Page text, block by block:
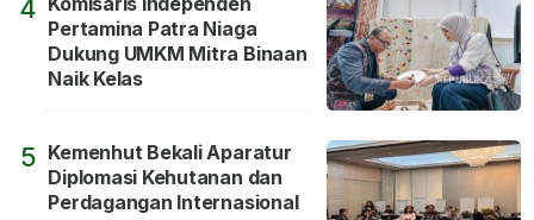
4
Pertamina Patra Niaga
Dukung UMKM Mitra Binaan
Naik Kelas
5 Kemenhut Bekali Aparatur
Diplomasi Kehutanan dan
Perdagangan Internasional